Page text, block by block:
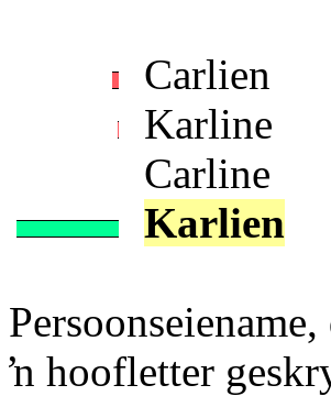
Carlien
Karline
Carline
Karlien
ŉ hoofletter